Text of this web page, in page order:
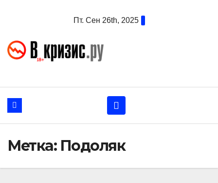
Пт. Сен 26th, 2025
Метка: Подоляк